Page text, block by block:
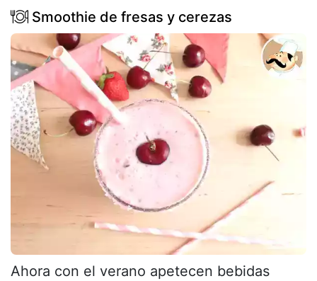
Smoothie de fresas y cerezas
Ahora con el verano apetecen bebidas